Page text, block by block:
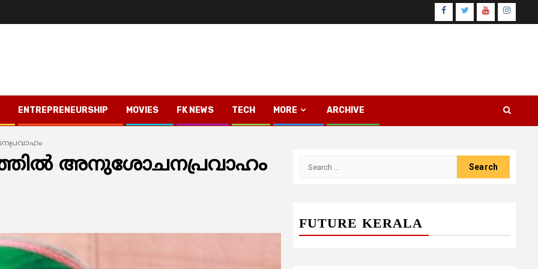
Facebook
TwitterYoutube
ENTREPRENEURSHIP MOVIES FK NEWS TECH MORE ARCHIVE
അനുശോചനപ്രവാഹം
FUTURE KERALA